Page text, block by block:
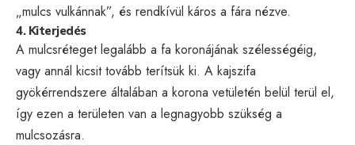
„mulcs vulkánnak”, és rendkívül káros a fára nézve.
4. Kiterjedés
A mulcsréteget legalább a fa koronájának szélességéig,
vagy annál kicsit tovább terítsük ki. A kajszifa
gyökérrendszere általában a korona vetületén belül terül el,
így ezen a területen van a legnagyobb szükség a
mulcsozásra.